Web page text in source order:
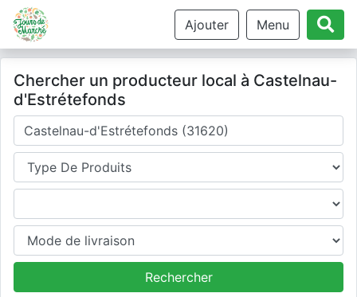
Ajouter Menu
Chercher un producteur local à Castelnau-
d'Estrétefonds
Où cherchez-vous un producteur ?
Type de produits
Produits
Mode de livraison
Rechercher